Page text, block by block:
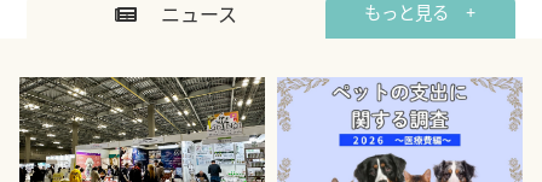
ニュース もっと見る +